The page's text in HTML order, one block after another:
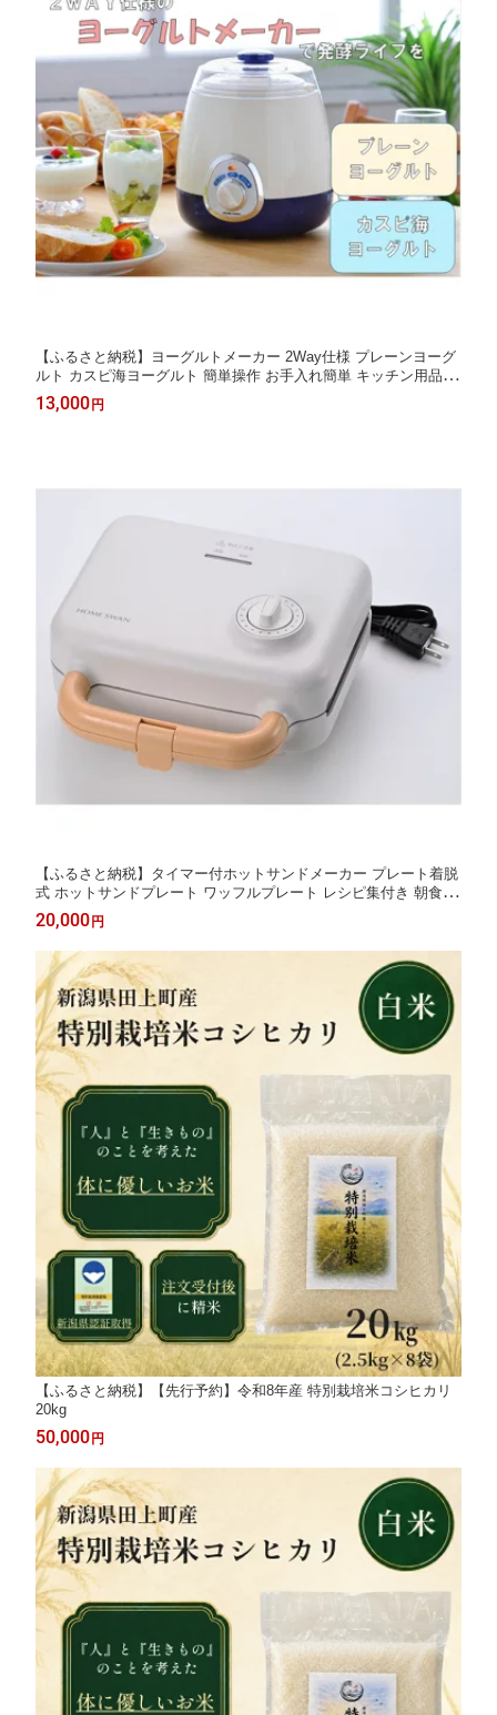
【ふるさと納税】ヨーグルトメーカー 2Way仕様 プレーンヨーグ
ルト カスピ海ヨーグルト 簡単操作 お手入れ簡単 キッチン用品 調
理家電
13,000円
【ふるさと納税】タイマー付ホットサンドメーカー プレート着脱
式 ホットサンドプレート ワッフルプレート レシピ集付き 朝食 テ
ィータイム キッチン用品 調理家電
20,000円
【ふるさと納税】【先行予約】令和8年産 特別栽培米コシヒカリ
20kg
50,000円